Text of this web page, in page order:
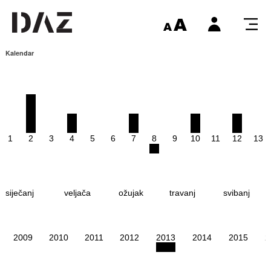
Kalendar
1 2 3 4 5 6 7 8 9 10 11 12 13
siječanj veljača ožujak travanj svibanj
2009 2010 2011 2012 2013 2014 2015